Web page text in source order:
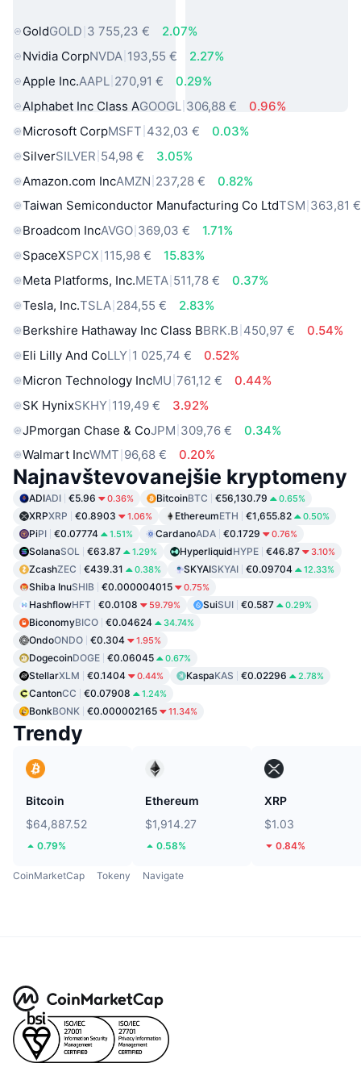
GoldGOLD 3 755,23 €
2.07%
Nvidia CorpNVDA 193,55 €
2.27%
Apple Inc.AAPL 270,91 €
0.29%
Alphabet Inc Class AGOOGL 306,88 €
0.96%
Microsoft CorpMSFT 432,03 €
0.03%
SilverSILVER 54,98 €
3.05%
Amazon.com IncAMZN 237,28 €
0.82%
Taiwan Semiconductor Manufacturing Co LtdTSM 363,81 €
Broadcom IncAVGO 369,03 €
1.71%
SpaceXSPCX 115,98 €
15.83%
Meta Platforms, Inc.META 511,78 €
0.37%
Tesla, Inc.TSLA 284,55 €
2.83%
Berkshire Hathaway Inc Class BBRK.B 450,97 €
0.54%
Eli Lilly And CoLLY 1 025,74 €
0.52%
Micron Technology IncMU 761,12 €
0.44%
SK HynixSKHY 119,49 €
3.92%
JPmorgan Chase & CoJPM 309,76 €
0.34%
Walmart IncWMT 96,68 € 0.20%
Najnavštevovanejšie kryptomeny
ADIADI €5.96 0.36% BitcoinBTC €56,130.79 0.65%
XRPXRP €0.8903 1.06% EthereumETH €1,655.82 0.50%
PiPI €0.07774 1.51% CardanoADA €0.1729 0.76%
SolanaSOL €63.87 1.29% HyperliquidHYPE €46.87 3.10%
ZcashZEC €439.31 0.38% SKYAISKYAI €0.09704 12.33%
Shiba InuSHIB €0.000004015 0.75%
HashflowHFT €0.0108 59.79% SuiSUI €0.587 0.29%
BiconomyBICO €0.04624 34.74%
OndoONDO €0.304 1.95%
DogecoinDOGE €0.06045 0.67%
StellarXLM €0.1404 0.44% KaspaKAS €0.02296 2.78%
CantonCC €0.07908 1.24%
BonkBONK €0.000002165 11.34%
Trendy
Bitcoin
$64,887.52
0.79%
Ethereum
$1,914.27
0.58%
XRP
$1.03
0.84%
CoinMarketCap Tokeny Navigate